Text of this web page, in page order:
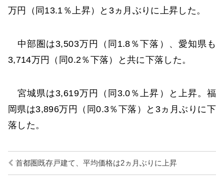
万円（同13.1％上昇）と3ヵ月ぶりに上昇した。
中部圏は3,503万円（同1.8％下落）、愛知県も
3,714万円（同0.2％下落）と共に下落した。
宮城県は3,619万円（同3.0％上昇）と上昇。福
岡県は3,896万円（同0.3％下落）と3ヵ月ぶりに下
落した。
首都圏既存戸建て、平均価格は2ヵ月ぶりに上昇